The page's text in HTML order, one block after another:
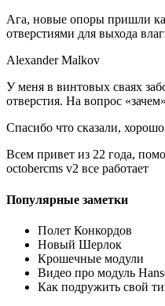
Ага, новые опоры пришли
отверстиями для выхода
Alexander Malkov
У меня в винтовых сваях
отверстия. На вопрос
Спасибо что сказали,
Всем привет из 22 года,
octobercms v2 все работает
Популярные заметки
Полет Конкордов
Новый Шерлок
Крошечные модули
Видео про модуль
Как подружить свой